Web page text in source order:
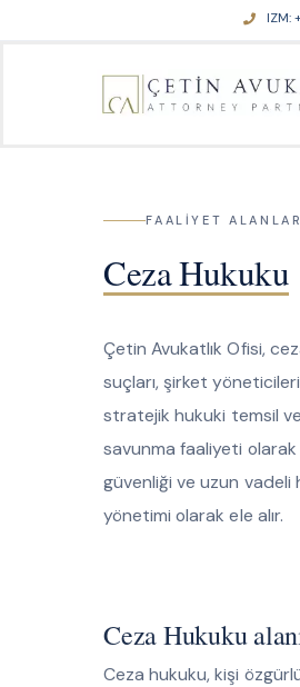
IZM:
FAALIYET
Ceza Hukuku
Çetin Avukatlık Ofisi,
suçları, şirket
stratejik hukuki temsil ve
savunma faaliyeti
güvenliği ve uzun
yönetimi olarak ele alır.
Ceza Hukuku
Ceza hukuku, kişi